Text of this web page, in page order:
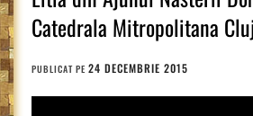
Catedrala Mitropolitana
PUBLICAT PE 24 DECEMBRIE 2015